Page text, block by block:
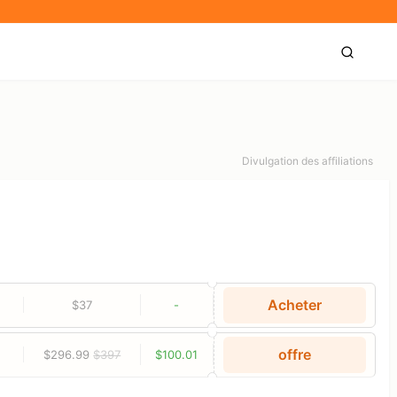
Divulgation des affiliations
$37 - Acheter
$296.99$397 $100.01 offre